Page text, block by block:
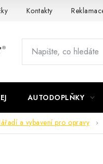
Kontakty
AUTODOPLŇKY
a vybavení pro opravy